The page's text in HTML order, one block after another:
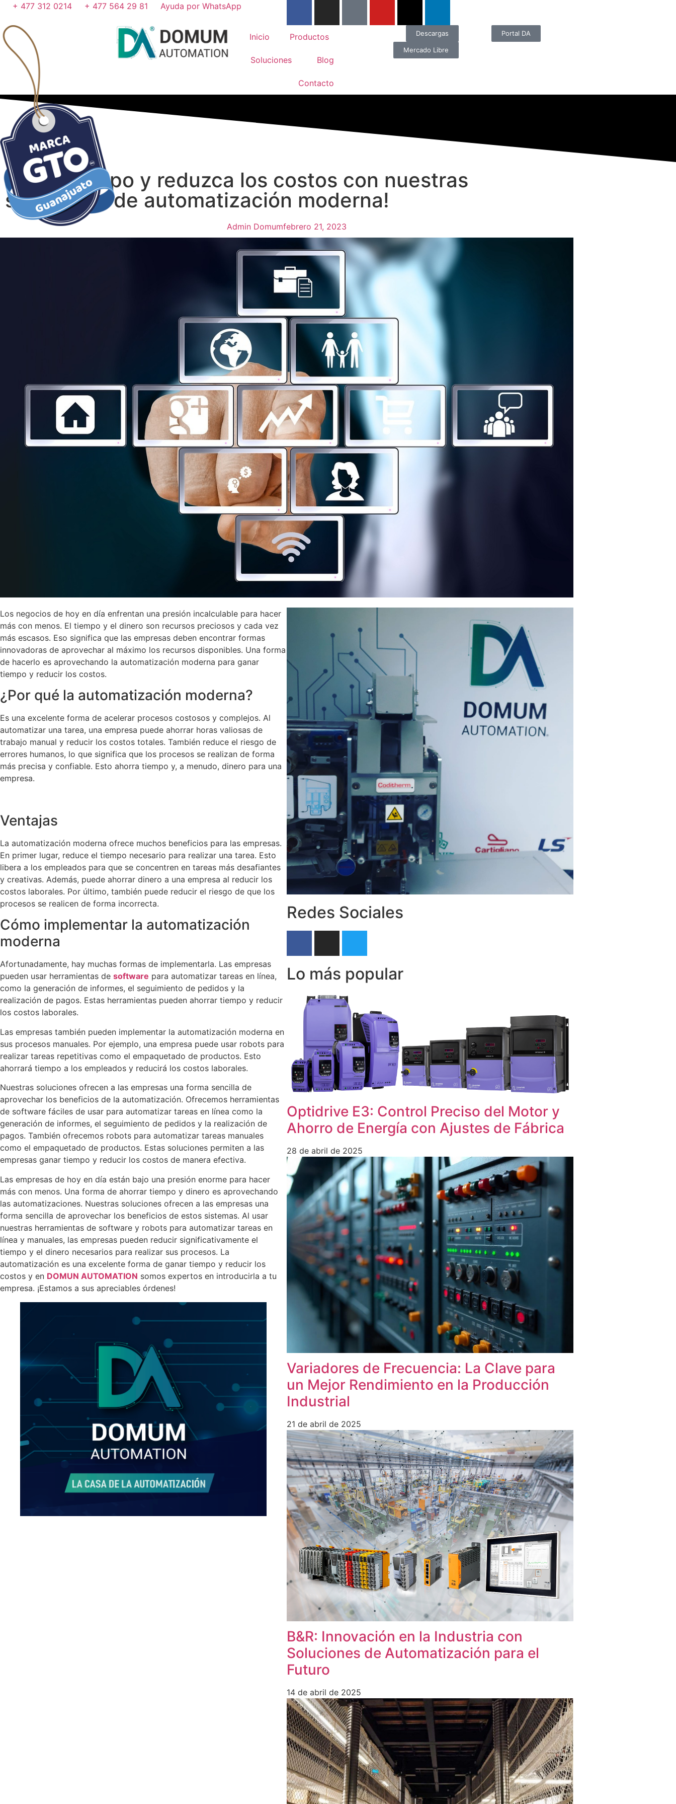
+ 477 312 0214 + 477 564 29 81 Ayuda por WhatsApp
Inicio Productos
Soluciones Blog
Contacto
Descargas
Mercado Libre
Portal DA
¡Gane tiempo y reduzca los costos con nuestras
soluciones de automatización moderna!
Admin Domumfebrero 21, 2023
Los negocios de hoy en día enfrentan una presión incalculable para hacer
más con menos. El tiempo y el dinero son recursos preciosos y cada vez
más escasos. Eso significa que las empresas deben encontrar formas
innovadoras de aprovechar al máximo los recursos disponibles. Una forma
de hacerlo es aprovechando la automatización moderna para ganar
tiempo y reducir los costos.
¿Por qué la automatización moderna?
Es una excelente forma de acelerar procesos costosos y complejos. Al
automatizar una tarea, una empresa puede ahorrar horas valiosas de
trabajo manual y reducir los costos totales. También reduce el riesgo de
errores humanos, lo que significa que los procesos se realizan de forma
más precisa y confiable. Esto ahorra tiempo y, a menudo, dinero para una
empresa.
Ventajas
La automatización moderna ofrece muchos beneficios para las empresas.
En primer lugar, reduce el tiempo necesario para realizar una tarea. Esto
libera a los empleados para que se concentren en tareas más desafiantes
y creativas. Además, puede ahorrar dinero a una empresa al reducir los
costos laborales. Por último, también puede reducir el riesgo de que los
procesos se realicen de forma incorrecta.
Cómo implementar la automatización
moderna
Afortunadamente, hay muchas formas de implementarla. Las empresas
pueden usar herramientas de software para automatizar tareas en línea,
como la generación de informes, el seguimiento de pedidos y la
realización de pagos. Estas herramientas pueden ahorrar tiempo y reducir
los costos laborales.
Las empresas también pueden implementar la automatización moderna en
sus procesos manuales. Por ejemplo, una empresa puede usar robots para
realizar tareas repetitivas como el empaquetado de productos. Esto
ahorrará tiempo a los empleados y reducirá los costos laborales.
Nuestras soluciones ofrecen a las empresas una forma sencilla de
aprovechar los beneficios de la automatización. Ofrecemos herramientas
de software fáciles de usar para automatizar tareas en línea como la
generación de informes, el seguimiento de pedidos y la realización de
pagos. También ofrecemos robots para automatizar tareas manuales
como el empaquetado de productos. Estas soluciones permiten a las
empresas ganar tiempo y reducir los costos de manera efectiva.
Las empresas de hoy en día están bajo una presión enorme para hacer
más con menos. Una forma de ahorrar tiempo y dinero es aprovechando
las automatizaciones. Nuestras soluciones ofrecen a las empresas una
forma sencilla de aprovechar los beneficios de estos sistemas. Al usar
nuestras herramientas de software y robots para automatizar tareas en
línea y manuales, las empresas pueden reducir significativamente el
tiempo y el dinero necesarios para realizar sus procesos. La
automatización es una excelente forma de ganar tiempo y reducir los
costos y en DOMUN AUTOMATION somos expertos en introducirla a tu
empresa. ¡Estamos a sus apreciables órdenes!
Redes Sociales
Lo más popular
Optidrive E3: Control Preciso del Motor y
Ahorro de Energía con Ajustes de Fábrica
28 de abril de 2025
Variadores de Frecuencia: La Clave para
un Mejor Rendimiento en la Producción
Industrial
21 de abril de 2025
B&R: Innovación en la Industria con
Soluciones de Automatización para el
Futuro
14 de abril de 2025